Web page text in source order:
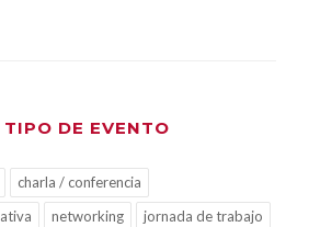
TIPO DE EVENTO
charla / conferencia
networking
jornada de trabajo